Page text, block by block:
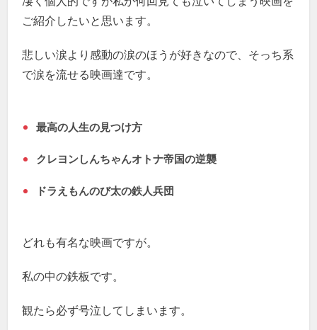
ご紹介したいと思います。
悲しい涙より感動の涙のほうが好きなので、そっち系
で涙を流せる映画達です。
最高の人生の見つけ方
クレヨンしんちゃんオトナ帝国の逆襲
ドラえもんのび太の鉄人兵団
どれも有名な映画ですが。
私の中の鉄板です。
観たら必ず号泣してしまいます。